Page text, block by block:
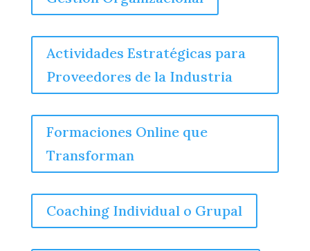
Actividades Estratégicas para
Proveedores de la Industria
Formaciones Online que
Transforman
Coaching Individual o Grupal